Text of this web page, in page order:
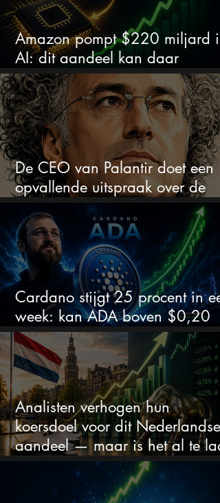
Amazon pompt $220 miljard in
AI: dit aandeel kan daar
explosief van profiteren
De CEO van Palantir doet een
opvallende uitspraak over de
beurs
Cardano stijgt 25 procent in
week: kan ADA boven $0,20
blijven?
Analisten verhogen hun
koersdoel voor dit Nederlandse
aandeel — maar is het al te laat
om in te stappen?